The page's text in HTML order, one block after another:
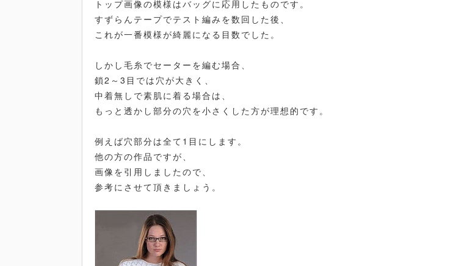
トップ画像の模様はバッグに応用したものです。
すずらんテープでテスト編みを数回した後、
これが一番模様が綺麗になる目数でした。
しかし毛糸でセーターを編む場合、
鎖2～3目では穴が大きく、
中着無しで素肌に着る場合は、
もっと透かし部分の穴を小さくした方が理想的です。
例えば穴部分は全て1目にします。
他の方の作品ですが、
画像を引用しましたので、
参考にさせて頂きましょう。